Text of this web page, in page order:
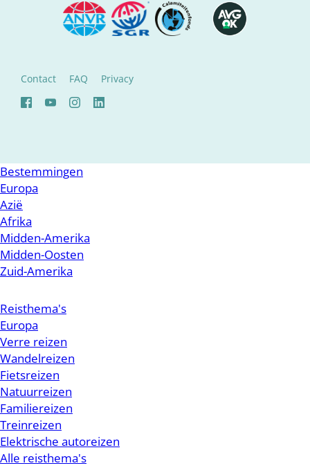
Contact FAQ Privacy
Bestemmingen
Europa
Azië
Afrika
Midden-Amerika
Midden-Oosten
Zuid-Amerika
Reisthema's
Europa
Verre reizen
Wandelreizen
Fietsreizen
Natuurreizen
Familiereizen
Treinreizen
Elektrische autoreizen
Alle reisthema's